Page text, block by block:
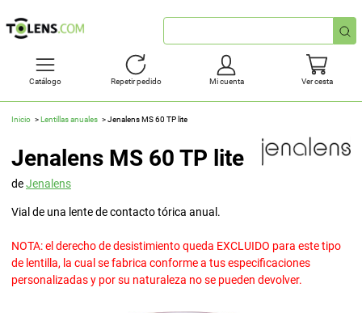
Búsqueda
rápida
Catálogo Repetir pedido Mi cuenta Ver cesta
Inicio Lentillas anuales Jenalens MS 60 TP lite
Jenalens MS 60 TP lite
deJenalens
Vial de una lente de contacto tórica anual.
NOTA: el derecho de desistimiento queda EXCLUIDO para este tipo
de lentilla, la cual se fabrica conforme a tus especificaciones
personalizadas y por su naturaleza no se pueden devolver.